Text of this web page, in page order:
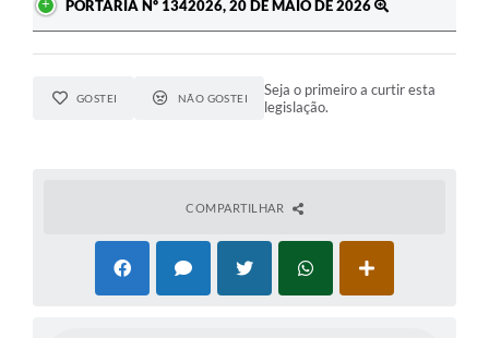
PORTARIA Nº 1342026, 20 DE MAIO DE 2026
GOSTEI NÃO GOSTEI
Seja o primeiro a curtir esta
legislação.
COMPARTILHAR